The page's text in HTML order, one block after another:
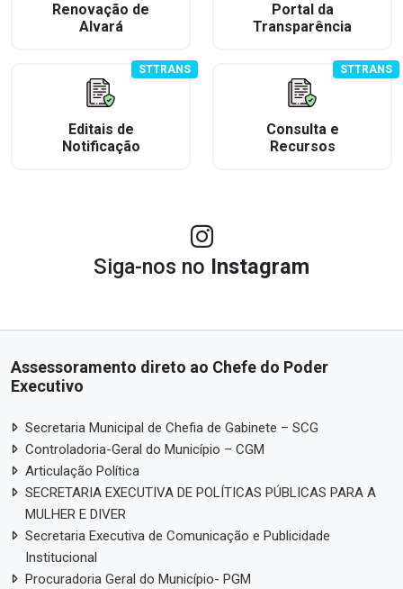
Renovação de
Alvará
Portal da
Transparência
Editais de
Notificação
STTRANS
Consulta e
Recursos
STTRANS
Siga-nos no Instagram
Assessoramento direto ao Chefe do Poder
Executivo
Secretaria Municipal de Chefia de Gabinete – SCG
Controladoria-Geral do Município – CGM
Articulação Política
SECRETARIA EXECUTIVA DE POLÍTICAS PÚBLICAS PARA A
MULHER E DIVER
Secretaria Executiva de Comunicação e Publicidade
Institucional
Procuradoria Geral do Município- PGM